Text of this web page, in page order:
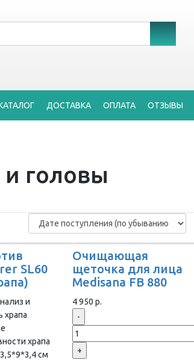
ДОСТАВКА ОПЛАТА ОТЗЫВЫ
головы
SL60
и
храпа
храпа
см
Очищающая
щеточка для лица
Medisana FB 880
4 950 р.
-
+